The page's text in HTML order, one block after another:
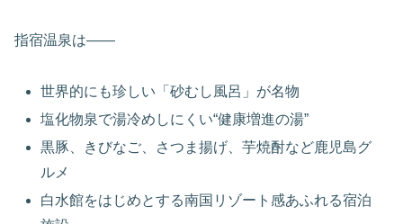
指宿温泉は――
世界的にも珍しい「砂むし風呂」が名物
塩化物泉で湯冷めしにくい“健康増進の湯”
黒豚、きびなご、さつま揚げ、芋焼酎など鹿児島グ
ルメ
白水館をはじめとする南国リゾート感あふれる宿泊